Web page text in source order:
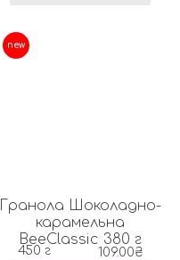
Гранола Шоколадно-
карамельна
BeeClassic 380 г
new
450 г 109.00₴